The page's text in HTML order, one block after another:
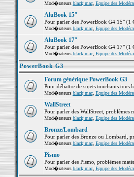
Mod�rateurs blackjmac, Equipe des
AluBook 15"
Pour parler des PowerBook G4 15" (1
Mod�rateurs blackjmac, Equipe des
AluBook 17"
Pour parler des PowerBook G4 17" (1
Mod�rateurs blackjmac, Equipe des
PowerBook G3
Forum générique PowerBook G3
Pour débattre de sujets touchants tous
Mod�rateurs blackjmac, Equipe des
WallStreet
Pour parler des WallStreet, problèmes
Mod�rateurs blackjmac, Equipe des
Bronze/Lombard
Pour parler des Bronze ou Lombard,
Mod�rateurs blackjmac, Equipe des
Pismo
Pour parler des Pismo, problèmes
Mod�rateurs blackjmac, Equipe des